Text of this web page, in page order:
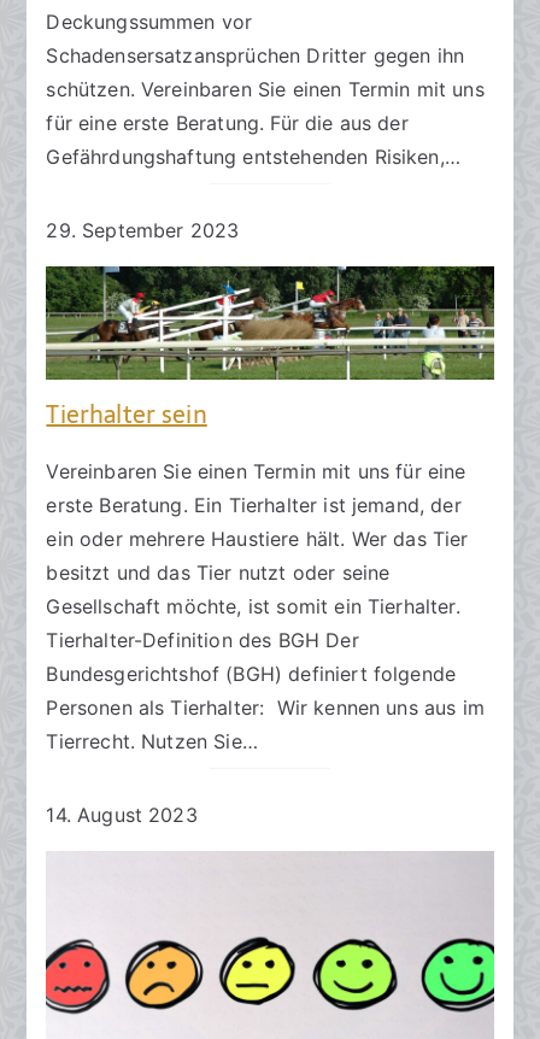
Deckungssummen vor
Schadensersatzansprüchen Dritter gegen ihn
schützen. Vereinbaren Sie einen Termin mit uns
für eine erste Beratung. Für die aus der
Gefährdungshaftung entstehenden Risiken,…
29. September 2023
Tierhalter sein
Vereinbaren Sie einen Termin mit uns für eine
erste Beratung. Ein Tierhalter ist jemand, der
ein oder mehrere Haustiere hält. Wer das Tier
besitzt und das Tier nutzt oder seine
Gesellschaft möchte, ist somit ein Tierhalter.
Tierhalter-Definition des BGH Der
Bundesgerichtshof (BGH) definiert folgende
Personen als Tierhalter: Wir kennen uns aus im
Tierrecht. Nutzen Sie…
14. August 2023